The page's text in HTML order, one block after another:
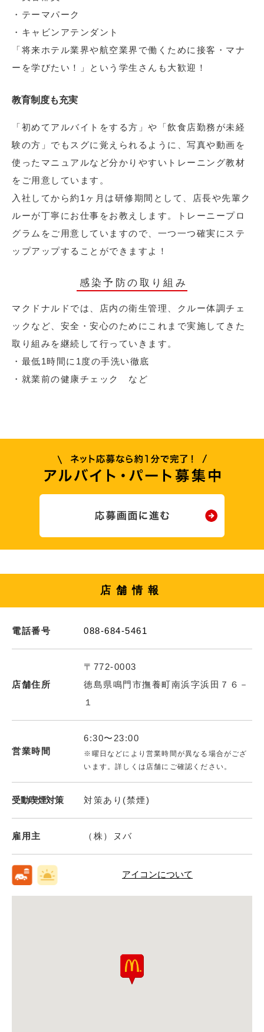
・テーマパーク
・キャビンアテンダント
「将来ホテル業界や航空業界で働くために接客・マナ
ーを学びたい！」という学生さんも大歓迎！
教育制度も充実
「初めてアルバイトをする方」や「飲食店勤務が未経
験の方」でもスグに覚えられるように、写真や動画を
使ったマニュアルなど分かりやすいトレーニング教材
をご用意しています。
入社してから約1ヶ月は研修期間として、店長や先輩ク
ルーが丁寧にお仕事をお教えします。トレーニープロ
グラムをご用意していますので、一つ一つ確実にステ
ップアップすることができますよ！
感染予防の取り組み
マクドナルドでは、店内の衛生管理、クルー体調チェ
ックなど、安全・安心のためにこれまで実施してきた
取り組みを継続して行っていきます。
・最低1時間に1度の手洗い徹底
・就業前の健康チェック など
店舗情報
電話番号 088-684-5461
店舗住所
〒772-0003
徳島県鳴門市撫養町南浜字浜田７６－
１
営業時間
6:30〜23:00
※曜日などにより営業時間が異なる場合がござ
います。詳しくは店舗にご確認ください。
受動喫煙対策 対策あり(禁煙)
雇用主 （株）ヌバ
アイコンについて